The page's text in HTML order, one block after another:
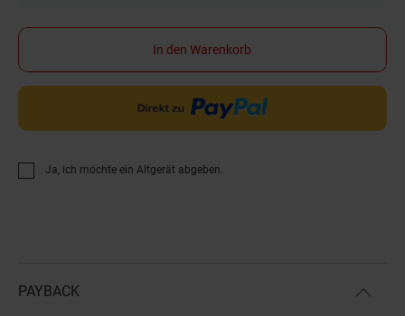
In den Warenkorb
Ja, ich möchte ein Altgerät abgeben.
PAYBACK